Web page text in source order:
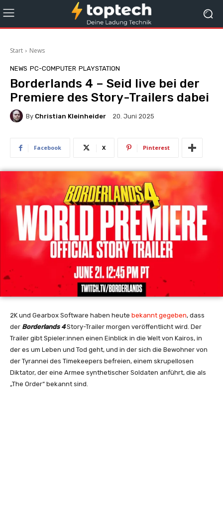
Start News
NEWS PC-COMPUTER PLAYSTATION
Borderlands 4 – Seid live bei der
Premiere des Story-Trailers dabei
By Christian Kleinheider 20. Juni 2025
Facebook X Pinterest
2K und Gearbox Software haben heute bekannt gegeben, dass
der Borderlands 4Story-Trailer morgen veröffentlicht wird. Der
Trailer gibt Spieler:innen einen Einblick in die Welt von Kairos, in
der es um Leben und Tod geht, und in der sich die Bewohner von
der Tyrannei des Timekeepers befreien, einem skrupellosen
Diktator, der eine Armee synthetischer Soldaten anführt, die als
„The Order“ bekannt sind.